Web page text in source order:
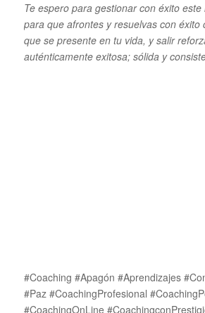
Te espero para gestionar con éxito
para que afrontes y resuelvas con éxito
que se presente en tu vida, y salir
auténticamente exitosa; sólida y
#Coaching #Apagón #Aprendizajes
#Paz #CoachingProfesional
#CoachingOnLine